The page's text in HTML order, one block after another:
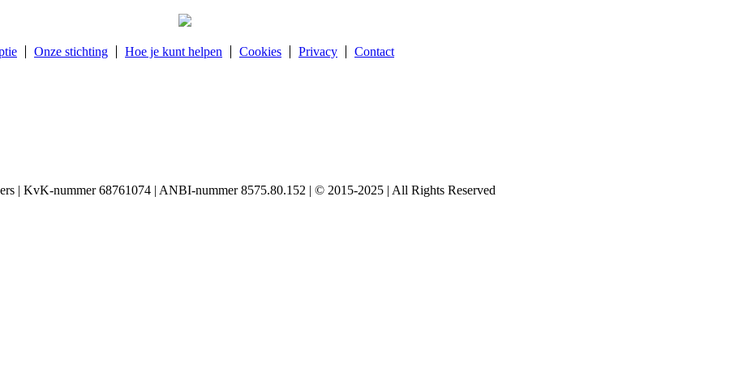
Onze stichting Hoe je kunt helpen Cookies Privacy Contact
| KvK-nummer 68761074 | ANBI-nummer 8575.80.152 | © 2015-2025 | All Rights Reserved